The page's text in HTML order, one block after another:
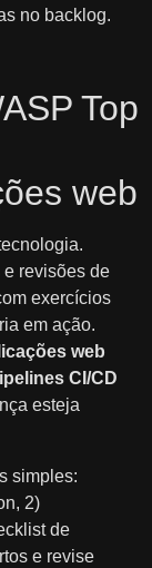
no backlog.
Top
web
e revisões de
exercícios
em ação.
web
CI/CD
esteja
simples:
2)
de
e revise